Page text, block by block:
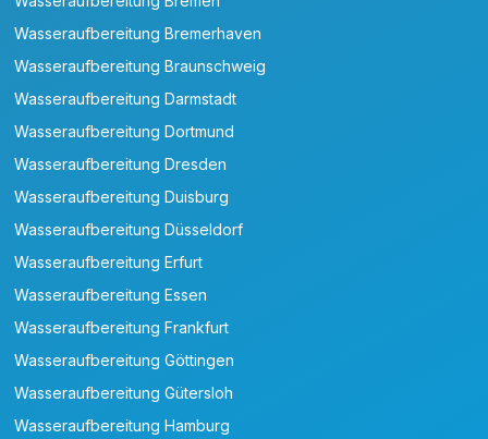
Wasseraufbereitung Bremerhaven
Wasseraufbereitung Braunschweig
Wasseraufbereitung Darmstadt
Wasseraufbereitung Dortmund
Wasseraufbereitung Dresden
Wasseraufbereitung Duisburg
Wasseraufbereitung Düsseldorf
Wasseraufbereitung Erfurt
Wasseraufbereitung Essen
Wasseraufbereitung Frankfurt
Wasseraufbereitung Göttingen
Wasseraufbereitung Gütersloh
Wasseraufbereitung Hamburg